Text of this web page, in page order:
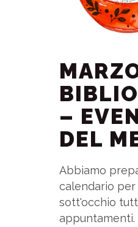
–
DEL
Abbiamo
calendario per
sott'occhio
appuntamenti.